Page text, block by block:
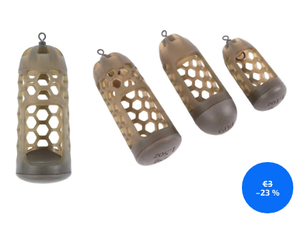
hviezdičiek.
€3
–23 %